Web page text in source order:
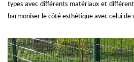
types avec différents matériaux et
harmoniser le côté esthétique avec celui